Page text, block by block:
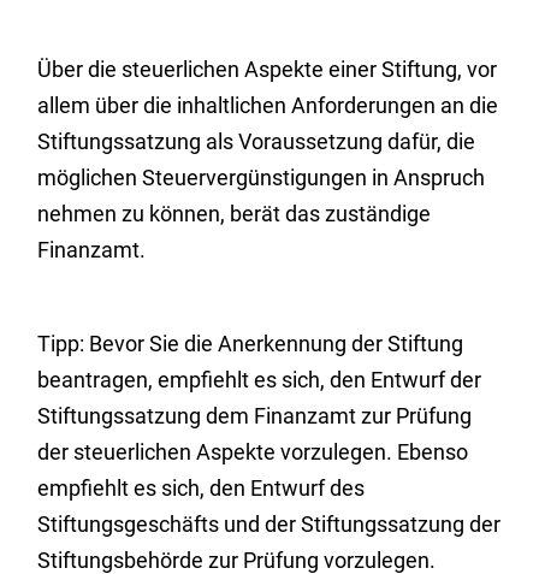
Über die steuerlichen Aspekte einer Stiftung, vor
allem über die inhaltlichen Anforderungen an die
Stiftungssatzung als Voraussetzung dafür, die
möglichen Steuervergünstigungen in Anspruch
nehmen zu können, berät das zuständige
Finanzamt.
Tipp: Bevor Sie die Anerkennung der Stiftung
beantragen, empfiehlt es sich, den Entwurf der
Stiftungssatzung dem Finanzamt zur Prüfung
der steuerlichen Aspekte vorzulegen. Ebenso
empfiehlt es sich, den Entwurf des
Stiftungsgeschäfts und der Stiftungssatzung der
Stiftungsbehörde zur Prüfung vorzulegen.